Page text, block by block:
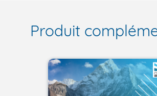
Produit